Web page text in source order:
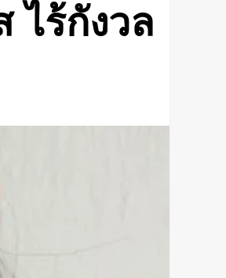
ไร้กังวล